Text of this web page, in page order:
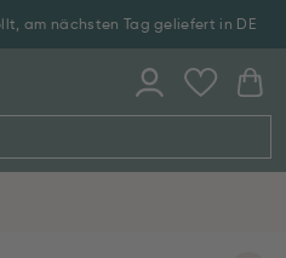
am nächsten Tag geliefert in DE